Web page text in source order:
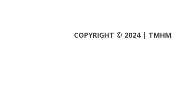
COPYRIGHT © 2024 |